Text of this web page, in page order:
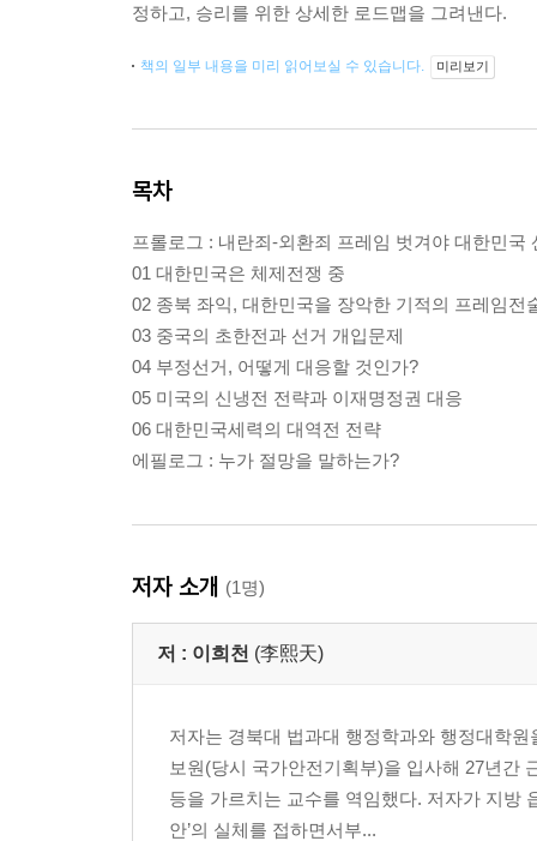
정하고, 승리를 위한 상세한 로드맵을 그려낸다.
책의 일부 내용을 미리 읽어보실 수 있습니다. 미리보기
목차
프롤로그 : 내란죄-외환죄 프레임 벗겨야 대한민국
01 대한민국은 체제전쟁 중
02 종북 좌익, 대한민국을 장악한 기적의 프레임전
03 중국의 초한전과 선거 개입문제
04 부정선거, 어떻게 대응할 것인가?
05 미국의 신냉전 전략과 이재명정권 대응
06 대한민국세력의 대역전 전략
에필로그 : 누가 절망을 말하는가?
저자 소개 (1명)
저 : 이희천 (李熙天)
저자는 경북대 법과대 행정학과와 행정대학
보원(당시 국가안전기획부)을 입사해 27년간
등을 가르치는 교수를 역임했다. 저자가 지방
안’의 실체를 접하면서부...